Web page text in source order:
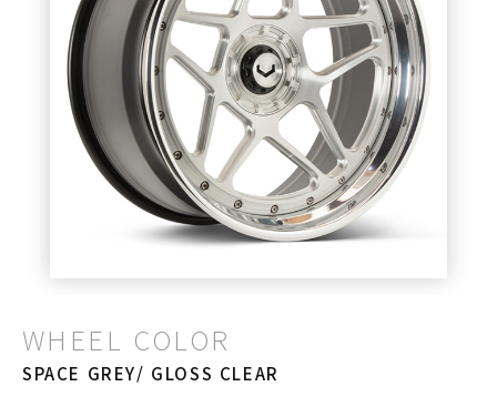
WHEEL COLOR
SPACE GREY/ GLOSS CLEAR